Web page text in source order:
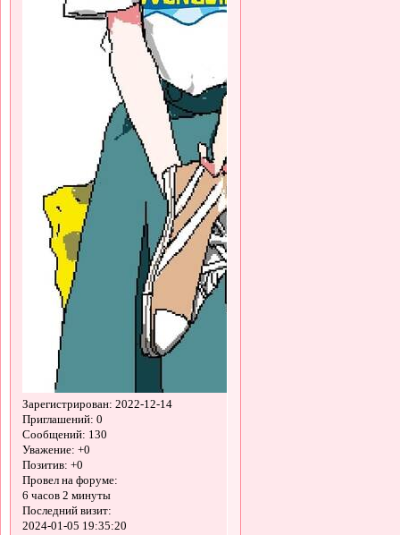
Зарегистрирован: 2022-12-14
Приглашений: 0
Сообщений: 130
Уважение: +0
Позитив: +0
Провел на форуме:
6 часов 2 минуты
Последний визит:
2024-01-05 19:35:20